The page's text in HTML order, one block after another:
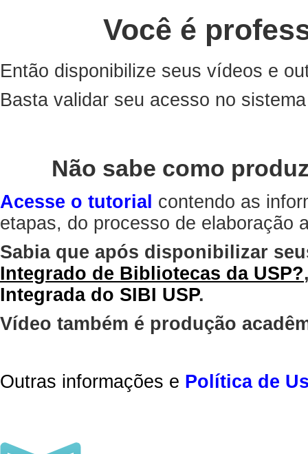
Você é
Então disponibilize seus vídeos e
Basta validar seu acesso no
Não sabe como
Acesse o tutorial contendo as
etapas, do processo de elaboração
Sabia que após disponibilizar
Integrado de Bibliotecas da USP?
Integrada do SIBI USP.
Vídeo também é produção
Outras informações e Política de